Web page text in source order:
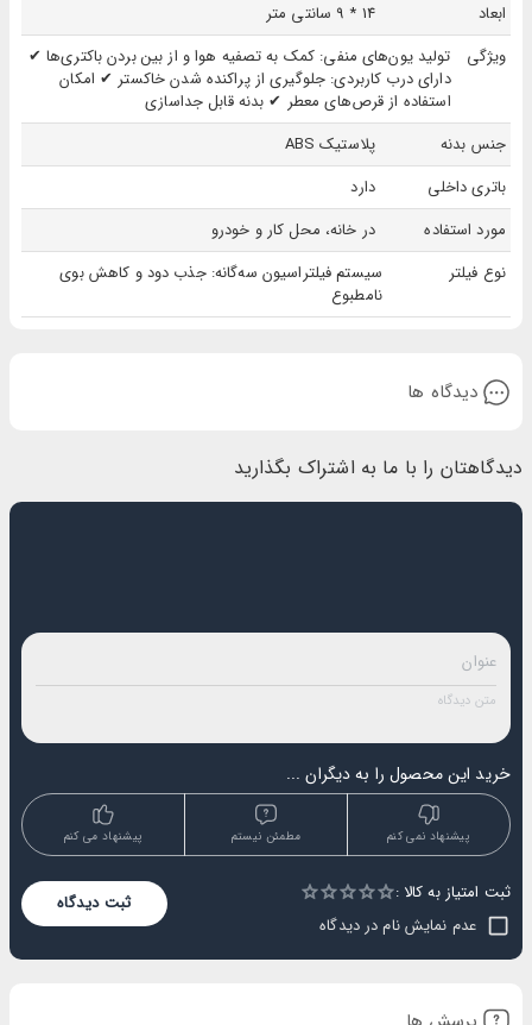
ابعاد
14 * 9 سانتی متر
ویژگی
تولید یون‌های منفی: کمک به تصفیه هوا و از بین بردن باکتری‌ها ✔
دارای درب کاربردی: جلوگیری از پراکنده شدن خاکستر ✔ امکان
استفاده از قرص‌های معطر ✔ بدنه قابل جداسازی
جنس بدنه
پلاستیک ABS
باتری داخلی
دارد
مورد استفاده
در خانه، محل کار و خودرو
نوع فیلتر
سیستم فیلتراسیون سه‌گانه: جذب دود و کاهش بوی
نامطبوع
دیدگاه ها
دیدگاهتان را با ما به اشتراک بگذارید
خرید این محصول را به دیگران ...
پیشنهاد می کنم مطمئن نیستم پیشنهاد نمی کنم
ثبت امتیاز به کالا :
1 Star
2 Stars
3 Stars
4 Stars
5 Stars
Empty
عدم نمایش نام در دیدگاه
ثبت دیدگاه